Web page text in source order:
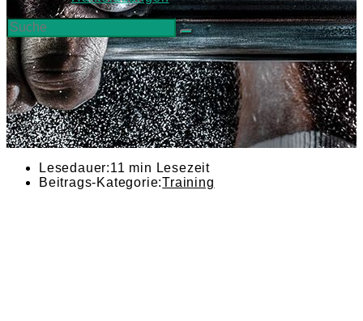
Lesedauer:11 min Lesezeit
Beitrags-Kategorie:Training